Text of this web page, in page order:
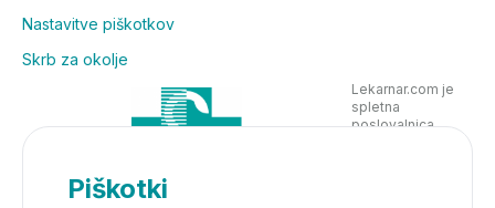
Nastavitve piškotkov
Skrb za okolje
Lekarnar.com je
spletna
poslovalnica
Piškotki